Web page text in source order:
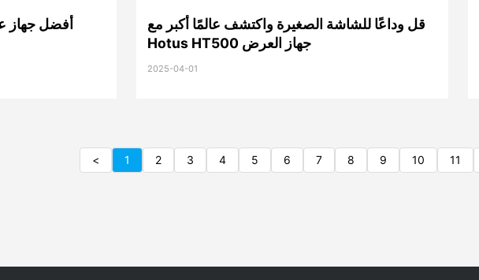
أفضل جهاز
قل وداعًا للشاشة الصغيرة واكتشف عالمًا أكبر مع
Hotus HT500 جهاز العرض
2025-04-01
< 1 2 3 4 5 6 7 8 9 10 11